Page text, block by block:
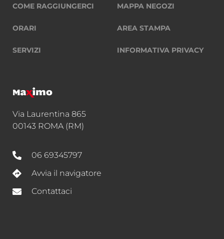
COME RAGGIUNGERCI
ORARI
SERVIZI
MAPPA NEGOZI
AREA STAMPA
INFORMATIVA PRIVACY
Via Laurentina 865
00143 ROMA (RM)
06 69345797
Avvia il navigatore
Contattaci